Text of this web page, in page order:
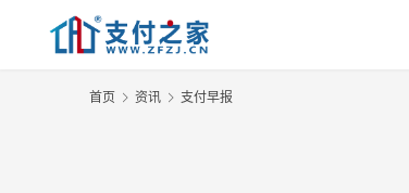
首页 资讯 支付早报